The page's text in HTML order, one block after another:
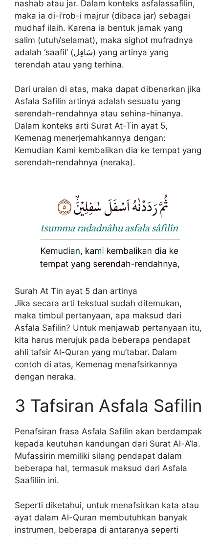
nashab atau jar. Dalam konteks asfalassafilin,
maka ia di-i’rob-i majrur (dibaca jar) sebagai
mudhaf ilaih. Karena ia bentuk jamak yang
salim (utuh/selamat), maka sighot mufradnya
adalah ‘saafil’ (سَافِل) yang artinya yang
terendah atau yang terhina.
Dari uraian di atas, maka dapat dibenarkan jika
Asfala Safilin artinya adalah sesuatu yang
serendah-rendahnya atau sehina-hinanya.
Dalam konteks arti Surat At-Tin ayat 5,
Kemenag menerjemahkannya dengan:
Kemudian Kami kembalikan dia ke tempat yang
serendah-rendahnya (neraka).
Surah At Tin ayat 5 dan artinya
Jika secara arti tekstual sudah ditemukan,
maka timbul pertanyaan, apa maksud dari
Asfala Safilin? Untuk menjawab pertanyaan itu,
kita harus merujuk pada beberapa pendapat
ahli tafsir Al-Quran yang mu’tabar. Dalam
contoh di atas, Kemenag menafsirkannya
dengan neraka.
3 Tafsiran Asfala Safilin
Penafsiran frasa Asfala Safilin akan berdampak
kepada keutuhan kandungan dari Surat Al-A’la.
Mufassirin memiliki silang pendapat dalam
beberapa hal, termasuk maksud dari Asfala
Saafiliin ini.
Seperti diketahui, untuk menafsirkan kata atau
ayat dalam Al-Quran membutuhkan banyak
instrumen, beberapa di antaranya seperti